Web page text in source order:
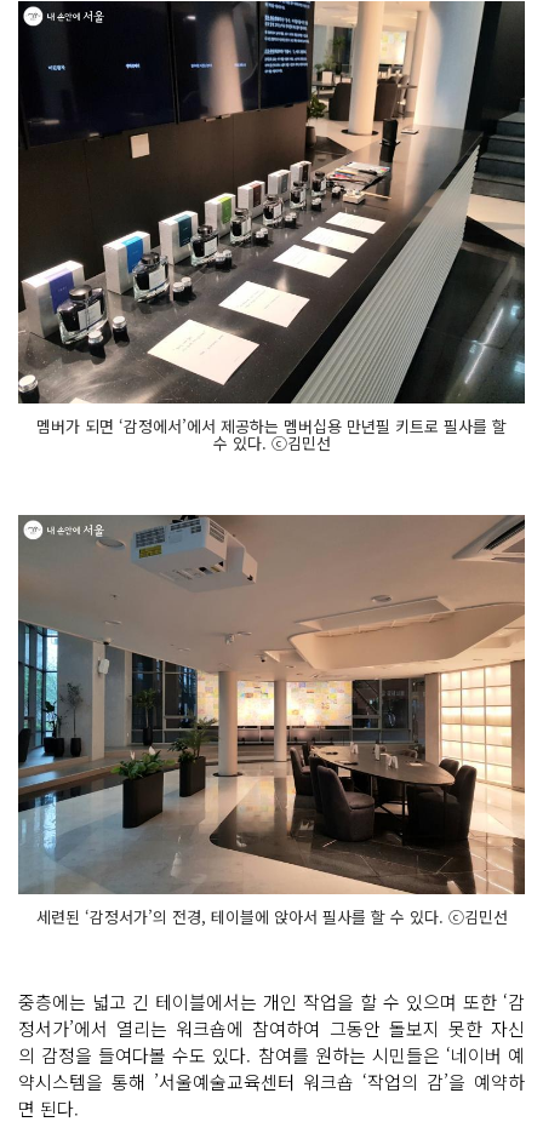
멤버가 되면 ‘감정에서’에서 제공하는 멤버십용 만년필 키트로 필사를 할
수 있다. ⓒ김민선
세련된 ‘감정서가’의 전경, 테이블에 앉아서 필사를 할 수 있다. ⓒ김민선
중층에는 넓고 긴 테이블에서는 개인 작업을 할 수 있으며 또한 ‘감
정서가’에서 열리는 워크숍에 참여하여 그동안 돌보지 못한 자신
의 감정을 들여다볼 수도 있다. 참여를 원하는 시민들은 ‘네이버 예
약시스템을 통해 ’서울예술교육센터 워크숍 ‘작업의 감’을 예약하
면 된다.